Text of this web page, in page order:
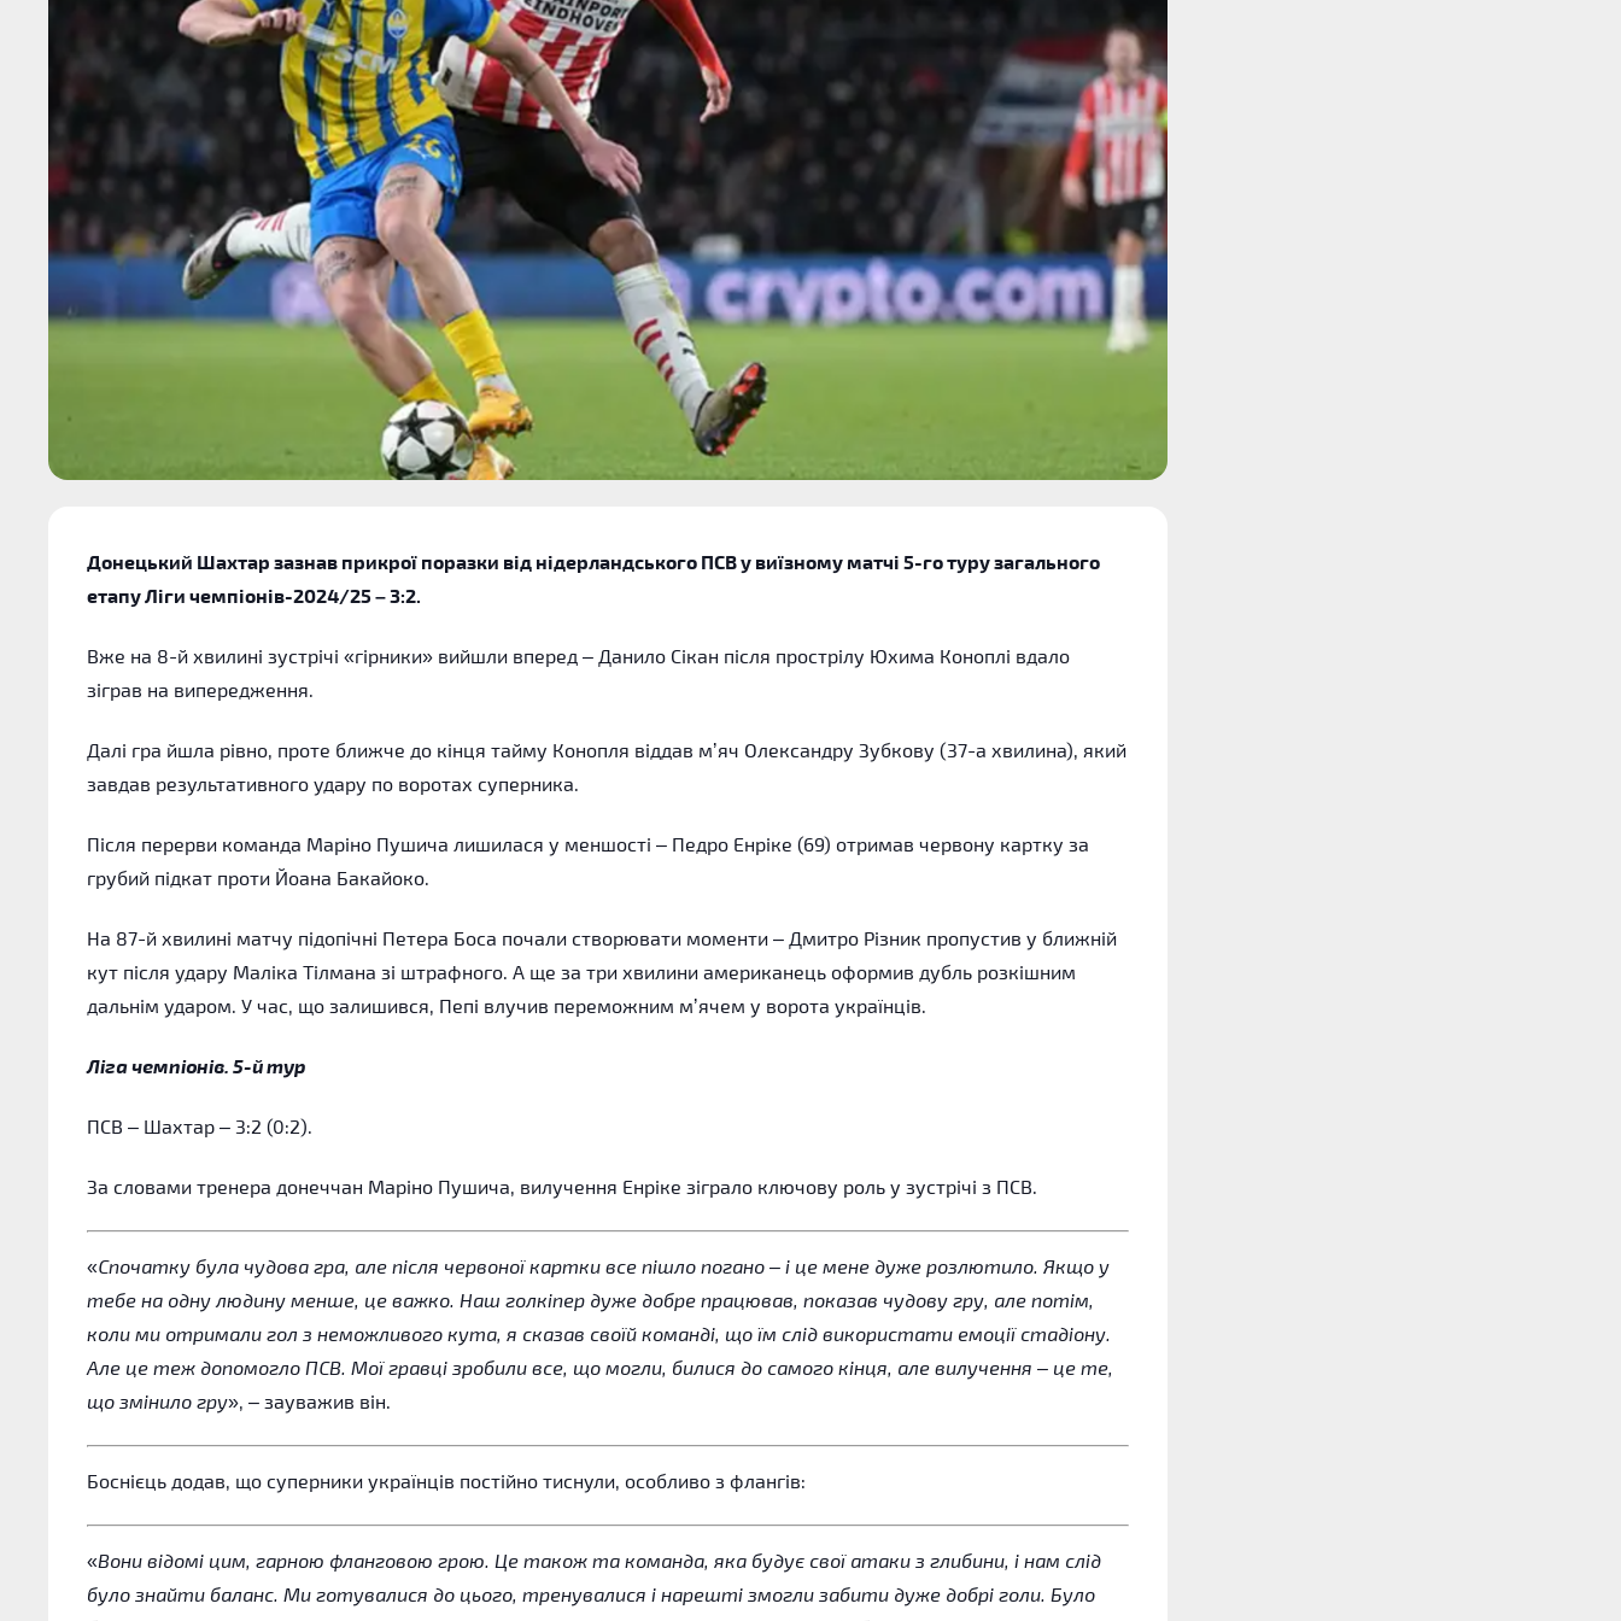
Донецький Шахтар зазнав прикрої поразки від нідерландського ПСВ у виїзному матчі 5-го туру загального
етапу Ліги чемпіонів-2024/25 – 3:2.
Вже на 8-й хвилині зустрічі «гірники» вийшли вперед – Данило Сікан після прострілу Юхима Коноплі вдало
зіграв на випередження.
Далі гра йшла рівно, проте ближче до кінця тайму Конопля віддав мʼяч Олександру Зубкову (37-а хвилина), який
завдав результативного удару по воротах суперника.
Після перерви команда Маріно Пушича лишилася у меншості – Педро Енріке (69) отримав червону картку за
грубий підкат проти Йоана Бакайоко.
На 87-й хвилині матчу підопічні Петера Боса почали створювати моменти – Дмитро Різник пропустив у ближній
кут після удару Маліка Тілмана зі штрафного. А ще за три хвилини американець оформив дубль розкішним
дальнім ударом. У час, що залишився, Пепі влучив переможним мʼячем у ворота українців.
Ліга чемпіонів. 5-й тур
ПСВ – Шахтар – 3:2 (0:2).
За словами тренера донеччан Маріно Пушича, вилучення Енріке зіграло ключову роль у зустрічі з ПСВ.
«Спочатку була чудова гра, але після червоної картки все пішло погано – і це мене дуже розлютило. Якщо у
тебе на одну людину менше, це важко. Наш голкіпер дуже добре працював, показав чудову гру, але потім,
коли ми отримали гол з неможливого кута, я сказав своїй команді, що їм слід використати емоції стадіону.
Але це теж допомогло ПСВ. Мої гравці зробили все, що могли, билися до самого кінця, але вилучення – це те,
що змінило гру», – зауважив він.
Боснієць додав, що суперники українців постійно тиснули, особливо з флангів:
«Вони відомі цим, гарною фланговою грою. Це також та команда, яка будує свої атаки з глибини, і нам слід
було знайти баланс. Ми готувалися до цього, тренувалися і нарешті змогли забити дуже добрі голи. Було